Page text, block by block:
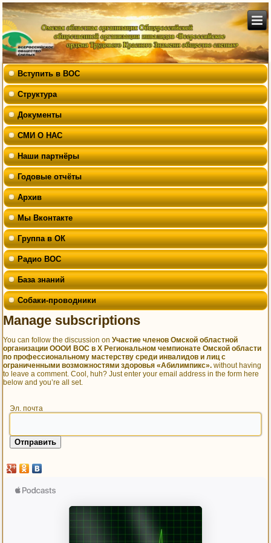
Вступить в ВОС
Структура
Документы
СМИ О НАС
Наши партнёры
Годовые отчёты
Архив
Мы Вконтакте
Группа в ОК
Радио ВОС
База знаний
Собаки-проводники
Manage subscriptions
You can follow the discussion onУчастие членов Омской областной
организации ОООИ ВОС в Х Региональном чемпионате Омской области
по профессиональному мастерству среди инвалидов и лиц с
ограниченными возможностями здоровья «Абилимпикс». without having
to leave a comment. Cool, huh? Just enter your email address in the form here
below and you’re all set.
Эл. почта